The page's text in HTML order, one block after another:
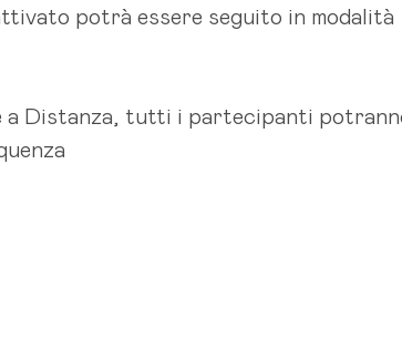
potrà essere seguito in modalità
a Distanza, tutti i partecipanti